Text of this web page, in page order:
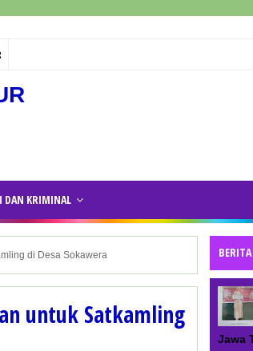
DAN KRIMINAL
di Desa Sokawera
untuk Satkamling
Jawa